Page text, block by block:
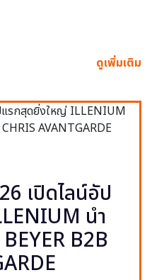
ดูเพิ่มเติม
เปิดไลน์อัป
นำ
B2B